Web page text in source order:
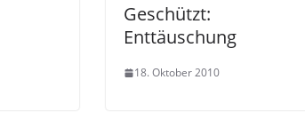
Geschützt:
Enttäuschung
18. Oktober 2010